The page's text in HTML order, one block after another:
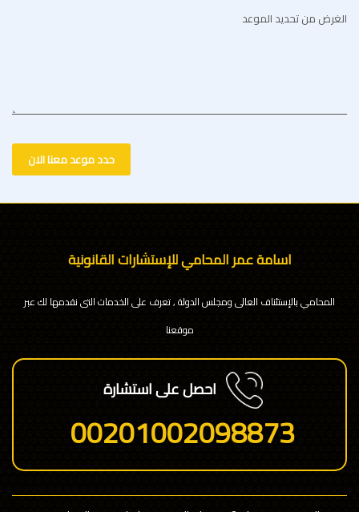
الغرض من تحديد الموعد
حدد موعد معنا الان
اسامة عمر المحامي للإستشارات القانونية
المحامي بالإستئناف العالى ومجلس الدولة , تعرف على الخدمات التى نقدمها لك عبر
موقعنا
احصل على استشارة
00201002098873